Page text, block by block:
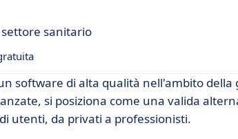
sanitario
software di alta qualità nell'ambito della
si posiziona come una valida
utenti, da privati a professionisti.